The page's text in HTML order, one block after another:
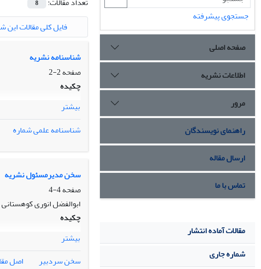
8
فایل کلی مقالات این
شناسنامه نشریه
صفحه2-2
چکیده
بیشتر
شناسنامه علمی شماره
سخن مدیرمسئول نشریه
صفحه4-4
ابوالفضل انوری کوهستانی
چکیده
بیشتر
سخن سردبیر
اصل
جستجوی پیشرفته
صفحه اصلی
اطلاعات نشریه
مرور
راهنمای نویسندگان
ارسال مقاله
تماس با ما
مقالات آماده انتشار
شماره جاری